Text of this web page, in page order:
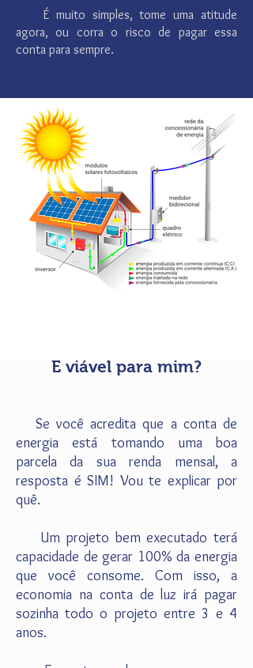
É viável para mim?
Se você acredita que a conta de
energia está tomando uma boa
parcela da sua renda mensal, a
resposta é SIM! Vou te explicar por
quê.
Um projeto bem executado terá
capacidade de gerar 100% da energia
que você consome. Com isso, a
economia na conta de luz irá pagar
sozinha todo o projeto entre 3 e 4
anos.
É muito simples, tome uma atitude
agora, ou corra o risco de pagar essa
conta para sempre.